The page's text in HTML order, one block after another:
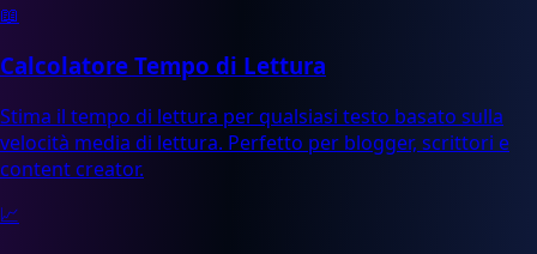
📖
Calcolatore Tempo di Lettura
Stima il tempo di lettura per qualsiasi testo basato sulla
velocità media di lettura. Perfetto per blogger, scrittori e
content creator.
📈